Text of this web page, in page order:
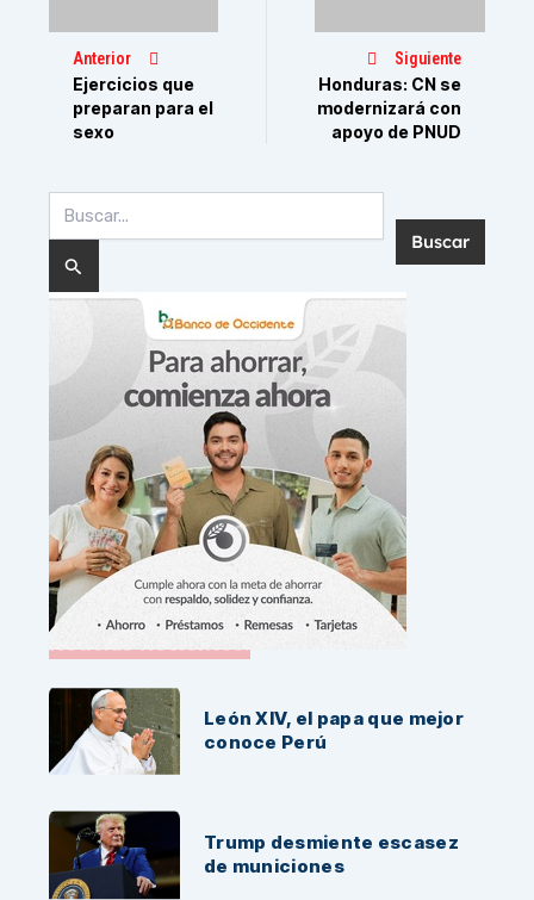
Anterior
Ejercicios que
preparan para el
sexo
Siguiente
Honduras: CN se
modernizará con
apoyo de PNUD
por:
Noticias Recientes:
León XIV, el papa que mejor
conoce Perú
Trump desmiente escasez
de municiones